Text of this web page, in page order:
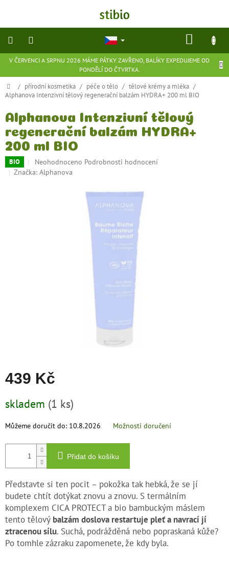
V ČERVENCI A SRPNU 2026 MÁME PÁTKY ZAVŘENO, BALÍKY EXPEDUJEME OD
PONDĚLÍ DO ČTVRTKA.
přírodní
doplňky
potraviny
ekologické
hračky
Domů
/ přírodní kosmetika / péče o tělo / tělové krémy a mléka /
Alphanova Intenzivní tělový regenerační balzám HYDRA+ 200 ml BIO
Alphanova Intenzivní tělový
regenerační balzám HYDRA+
200 ml BIO
BIO
Průměrné
hodnocení
Neohodnoceno Podrobnosti hodnocení
Značka: Alphanova
439 Kč
cena:
skladem (1 ks)
Můžeme doručit do: 10.8.2026 Možnosti doručení
Přidat do košíku
Představte si ten pocit – pokožka tak hebká, že se jí
budete chtít dotýkat znovu a znovu. S termálním
komplexem CICA PROTECT a bio bambuckým máslem
tento tělový balzám doslova restartuje pleť a navrací jí
ztracenou sílu. Suchá, podrážděná nebo popraskaná kůže?
Po tomhle zázraku zapomenete, že kdy byla.